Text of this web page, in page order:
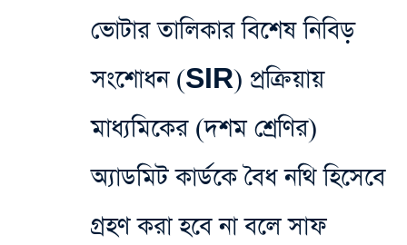
ভোটার তালিকার বিশেষ নিবিড়
সংশোধন (SIR) প্রক্রিয়ায়
মাধ্যমিকের (দশম শ্রেণির)
অ্যাডমিট কার্ডকে বৈধ নথি হিসেবে
গ্রহণ করা হবে না বলে সাফ